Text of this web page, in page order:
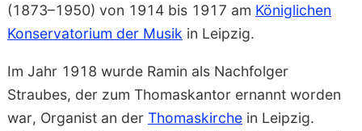
(1873–1950) von 1914 bis 1917 am Königlichen
Konservatorium der Musik in Leipzig.
Im Jahr 1918 wurde Ramin als Nach­folger
Straubes, der zum Thomas­kantor ernannt worden
war, Organist an der Thomas­kirchein Leipzig.